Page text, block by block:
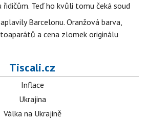
Teď ho kvůli tomu čeká soud
Barcelonu. Oranžová barva,
a cena zlomek originálu
Tiscali.cz
Inflace
Ukrajina
Válka na Ukrajině